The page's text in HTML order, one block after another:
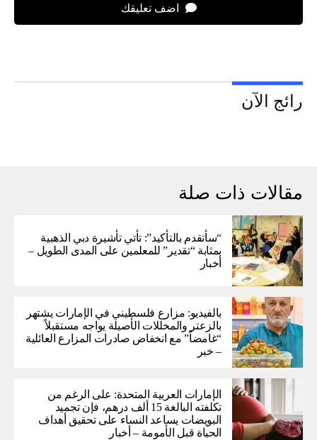
اضف تعليقك
رائج الآن
مقالات ذات صلة
“سأتقدم بالتأكيد”: تأتي تأشيرة دبي الذهبية
بمثابة “تقدير” للمعلمين على المدى الطويل –
أخبار
بالفيديو: مزارع فلسطيني في الإمارات يشتهر
بالزعتر والمخللات الأصيلة يواجه مستقبلاً
“غامضاً” ​​مع انخفاض صادرات المزارع العائلية
– خبر
الإمارات العربية المتحدة: على الرغم من
تكلفته البالغة 15 ألف درهم، فإن تجميد
البويضات يساعد النساء على تحقيق أهداف
الحياة قبل الأمومة – أخبار